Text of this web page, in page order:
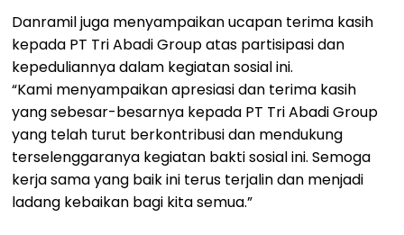
Danramil juga menyampaikan ucapan terima kasih
kepada PT Tri Abadi Group atas partisipasi dan
kepeduliannya dalam kegiatan sosial ini.
“Kami menyampaikan apresiasi dan terima kasih
yang sebesar-besarnya kepada PT Tri Abadi Group
yang telah turut berkontribusi dan mendukung
terselenggaranya kegiatan bakti sosial ini. Semoga
kerja sama yang baik ini terus terjalin dan menjadi
ladang kebaikan bagi kita semua.”